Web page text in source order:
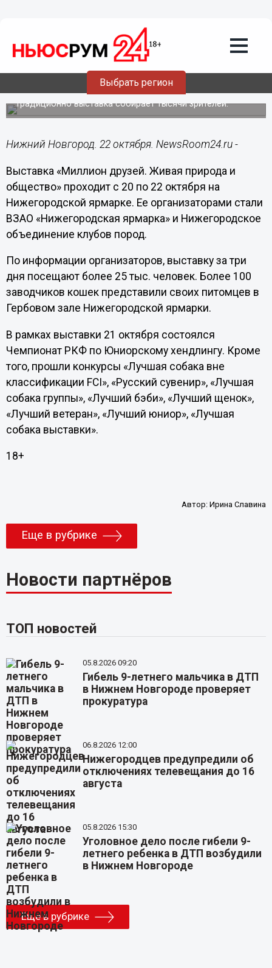
Выбрать регион
Международная выставка собак и
кошек «Миллион друзей» прошла на
Нижегородской ярмарке
Традиционно выставка собирает тысячи зрителей.
Нижний Новгород. 22 октября. NewsRoom24.ru -
Выставка «Миллион друзей. Живая природа и
общество» проходит с 20 по 22 октября на
Нижегородской ярмарке. Ее организаторами стали
ВЗАО «Нижегородская ярмарка» и Нижегородское
объединение клубов пород.
По информации организаторов, выставку за три
дня посещают более 25 тыс. человек. Более 100
заводчиков кошек представили своих питомцев в
Гербовом зале Нижегородской ярмарки.
В рамках выставки 21 октября состоялся
Чемпионат РКФ по Юниорскому хендлингу. Кроме
того, прошли конкурсы «Лучшая собака вне
классификации FCI», «Русский сувенир», «Лучшая
собака группы», «Лучший бэби», «Лучший щенок»,
«Лучший ветеран», «Лучший юниор», «Лучшая
собака выставки».
18+
Автор:Ирина Славина
Еще в рубрике
Новости партнёров
ТОП новостей
05.8.2026 09:20
Гибель 9-летнего мальчика в ДТП
в Нижнем Новгороде проверяет
прокуратура
06.8.2026 12:00
Нижегородцев предупредили об
отключениях телевещания до 16
августа
05.8.2026 15:30
Уголовное дело после гибели 9-
летнего ребенка в ДТП возбудили
в Нижнем Новгороде
Еще в рубрике